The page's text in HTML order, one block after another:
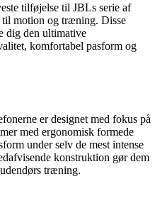
tilføjelse til JBLs serie af
til motion og træning. Disse
dig den ultimative
komfortabel pasform og
er designet med fokus på
med ergonomisk formede
under selv de mest intense
konstruktion gør dem
træning.